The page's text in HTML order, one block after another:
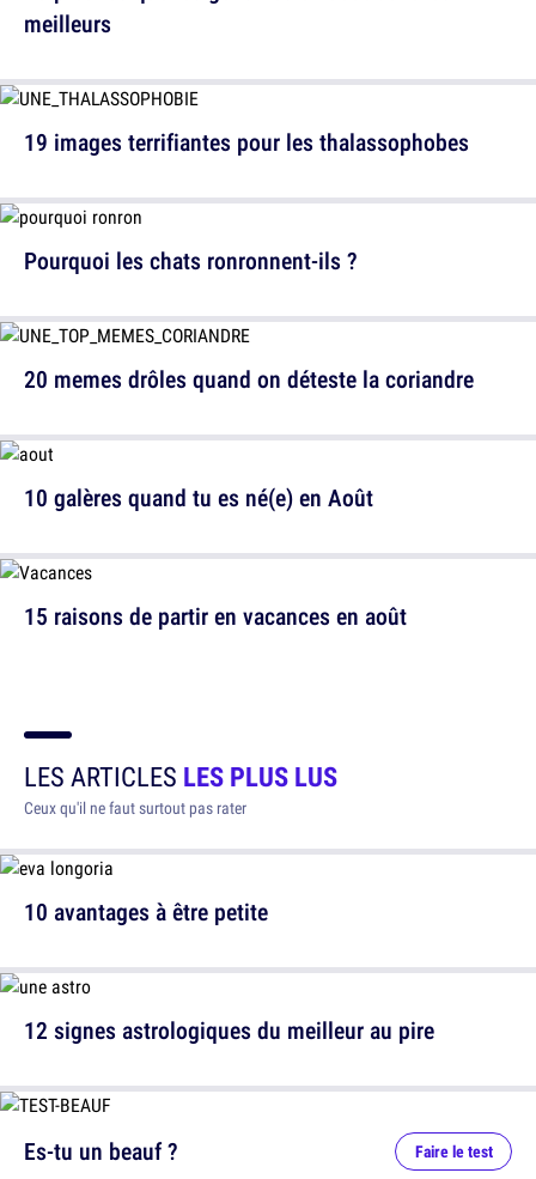
meilleurs
Pourquoi les chats ronronnent-ils ?
10 galères quand tu es né(e) en Août
19 images terrifiantes pour les thalassophobes
20 memes drôles quand on déteste la coriandre
15 raisons de partir en vacances en août
LES ARTICLES LES PLUS LUS
Ceux qu'il ne faut surtout pas rater
10 avantages à être petite
12 signes astrologiques du meilleur au pire
Es-tu un beauf ? Faire le test